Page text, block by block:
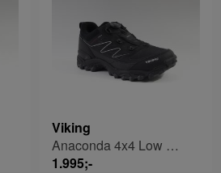
Viking
Anaconda 4x4 Low GTX Boa
1.995;-